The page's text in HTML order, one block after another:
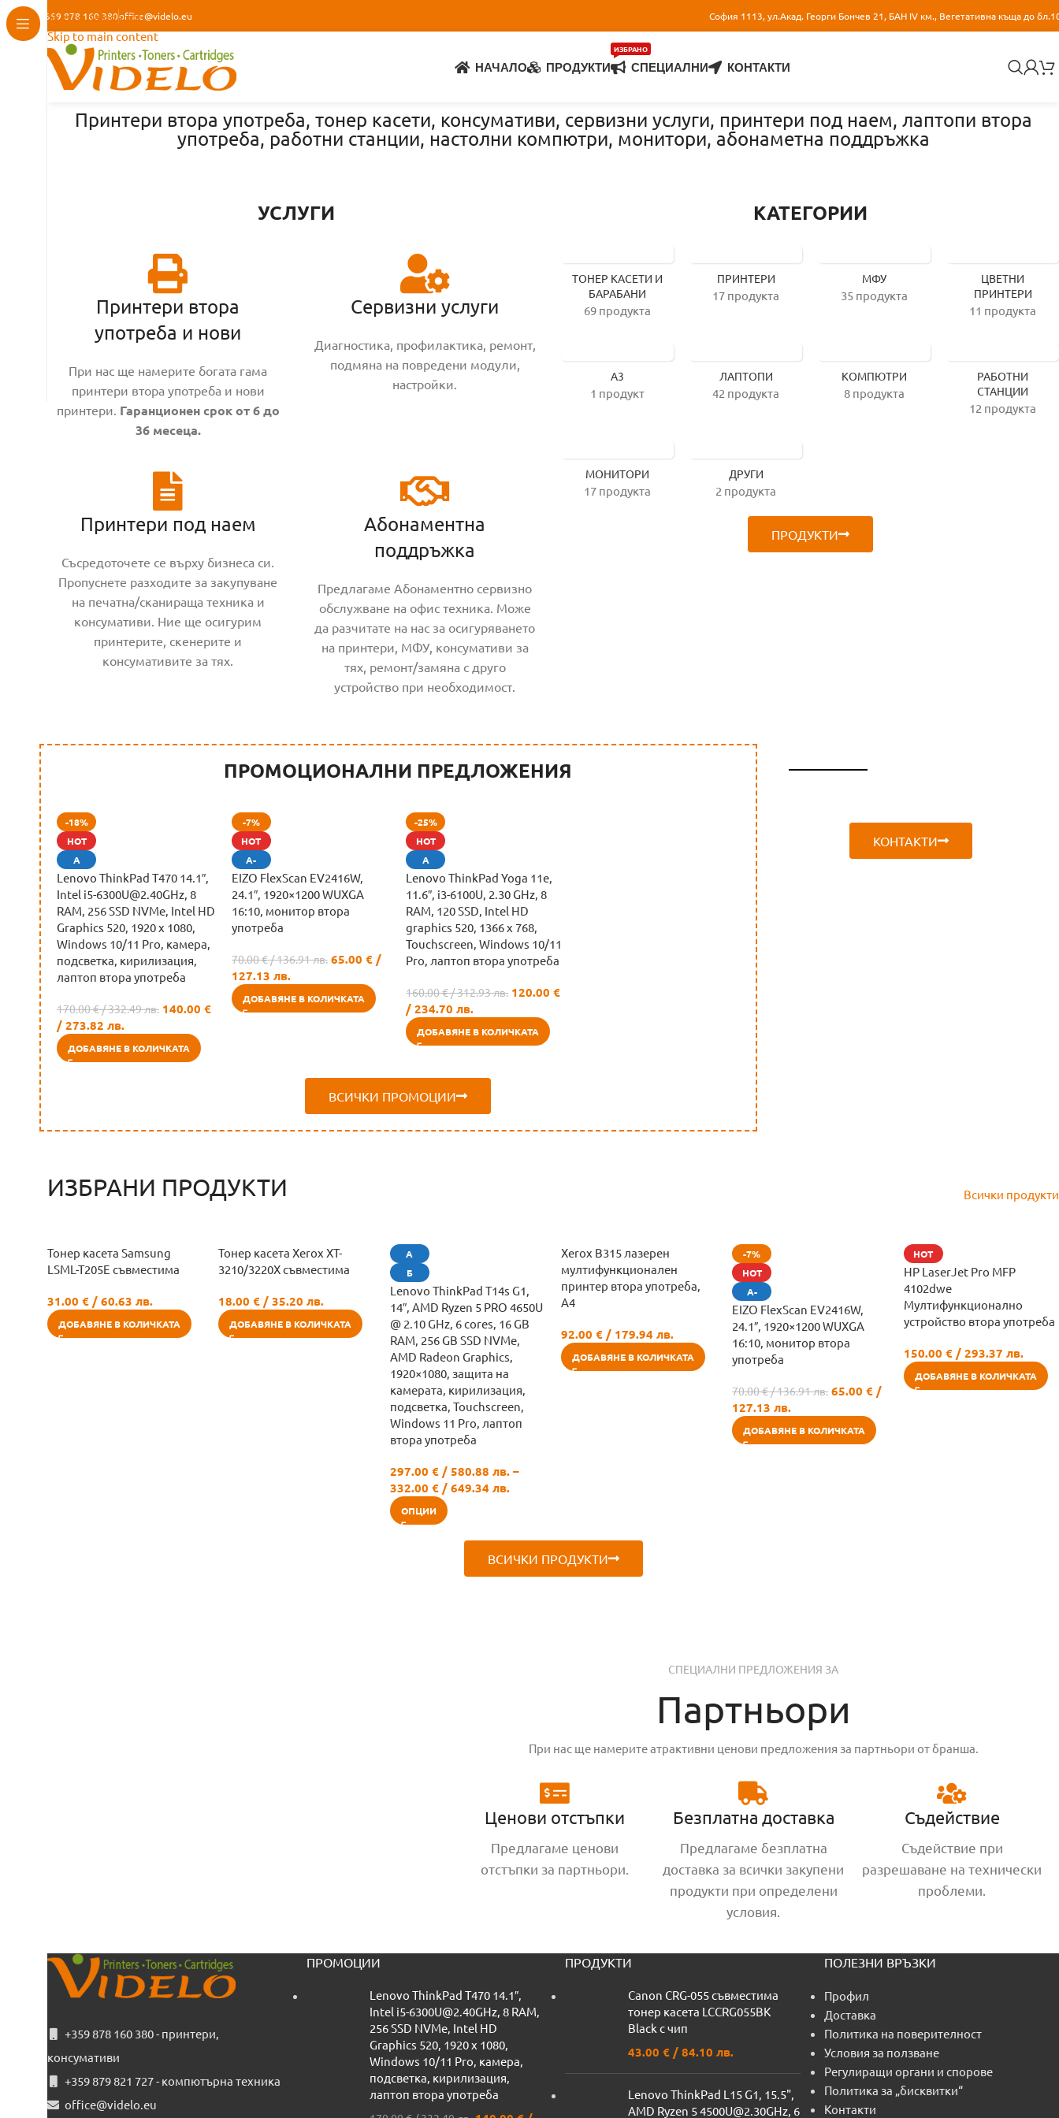
Skip to navigation
Skip to main content
+359 878 160 380office@videlo.eu София 1113, ул.Акад. Георги Бончев 21, БАН IV км., Вегетативна къща до
НАЧАЛО ПРОДУКТИ СПЕЦИАЛНИ
ИЗБРАНО
КОНТАКТИ
Принтери втора употреба, тонер касети, консумативи, сервизни услуги, принтери под наем, лаптопи втора
употреба, работни станции, настолни компютри, монитори, абонаметна поддръжка
УСЛУГИ
Принтери втора
употреба и нови
При нас ще намерите богата гама
принтери втора употреба и нови
принтери. Гаранционен срок от 6 до
36 месеца.
Сервизни услуги
Диагностика, профилактика, ремонт,
подмяна на повредени модули,
настройки.
Принтери под наем
Съсредоточете се върху бизнеса си.
Пропуснете разходите за закупуване
на печатна/сканираща техника и
консумативи. Ние ще осигурим
принтерите, скенерите и
консумативите за тях.
Абонаментна
поддръжка
Предлагаме Абонаментно сервизно
обслужване на офис техника. Може
да разчитате на нас за осигуряването
на принтери, МФУ, консумативи за
тях, ремонт/замяна с друго
устройство при необходимост.
КАТЕГОРИИ
ТОНЕР КАСЕТИ И
БАРАБАНИ
69 продукта
ПРИНТЕРИ
17 продукта
МФУ
35 продукта
ЦВЕТНИ
ПРИНТЕРИ
11 продукта
A3
1 продукт
ЛАПТОПИ
42 продукта
КОМПЮТРИ
8 продукта
РАБОТНИ
СТАНЦИИ
12 продукта
МОНИТОРИ
17 продукта
ДРУГИ
2 продукта
ПРОДУКТИ
ПРОМОЦИОНАЛНИ ПРЕДЛОЖЕНИЯ
-18%
HOT
А
Lenovo ThinkPad T470 14.1″,
Intel i5-6300U@2.40GHz, 8
RAM, 256 SSD NVMe, Intel HD
Graphics 520, 1920 x 1080,
Windows 10/11 Pro, камера,
подсветка, кирилизация,
лаптоп втора употреба
170.00€/ 332.49 лв. 140.00 €
/ 273.82 лв.
ДОБАВЯНЕ В КОЛИЧКАТА
-7%
HOT
А-
EIZO FlexScan EV2416W,
24.1″, 1920×1200 WUXGA
16:10, монитор втора
употреба
70.00€/ 136.91 лв. 65.00 €/
127.13 лв.
ДОБАВЯНЕ В КОЛИЧКАТА
-25%
HOT
А
Lenovo ThinkPad Yoga 11e,
11.6″, i3-6100U, 2.30 GHz, 8
RAM, 120 SSD, Intel HD
graphics 520, 1366 x 768,
Touchscreen, Windows 10/11
Pro, лаптоп втора употреба
160.00€/ 312.93 лв. 120.00€
/ 234.70 лв.
ДОБАВЯНЕ В КОЛИЧКАТА
ВСИЧКИ ПРОМОЦИИ
ПРЕДЛОЖЕНИЕ
КОНТАКТИ
ИЗБРАНИ ПРОДУКТИ Всички продукти
Тонер касета Samsung
LSML-T205E съвместима
31.00 € / 60.63 лв.
ДОБАВЯНЕ В КОЛИЧКАТА
Тонер касета Xerox XT-
3210/3220X съвместима
18.00€ / 35.20 лв.
ДОБАВЯНЕ В КОЛИЧКАТА
А
Б
Lenovo ThinkPad T14s G1,
14″, AMD Ryzen 5 PRO 4650U
@ 2.10 GHz, 6 cores, 16 GB
RAM, 256 GB SSD NVMe,
AMD Radeon Graphics,
1920×1080, защита на
камерата, кирилизация,
подсветка, Touchscreen,
Windows 11 Pro, лаптоп
втора употреба
297.00 €/ 580.88 лв. –
332.00 €/ 649.34 лв.
ОПЦИИ
Xerox B315 лазерен
мултифункционален
принтер втора употреба,
A4
92.00 €/ 179.94 лв.
ДОБАВЯНЕ В КОЛИЧКАТА
-7%
HOT
А-
EIZO FlexScan EV2416W,
24.1″, 1920×1200 WUXGA
16:10, монитор втора
употреба
70.00€/ 136.91 лв. 65.00€ /
127.13 лв.
ДОБАВЯНЕ В КОЛИЧКАТА
HOT
HP LaserJet Pro MFP
4102dwe
Мултифункционално
устройство втора употреба
150.00 €/ 293.37 лв.
ДОБАВЯНЕ В КОЛИЧКАТА
ВСИЧКИ ПРОДУКТИ
СПЕЦИАЛНИ ПРЕДЛОЖЕНИЯ ЗА
Партньори
При нас ще намерите атрактивни ценови предложения за партньори от бранша.
Ценови отстъпки
Предлагаме ценови
отстъпки за партньори.
Безплатна доставка
Предлагаме безплатна
доставка за всички закупени
продукти при определени
условия.
Съдействие
Съдействие при
разрешаване на технически
проблеми.
+359 878 160 380 - принтери,
консумативи
+359 879 821 727 - компютърна техника
office@videlo.eu
ПРОМОЦИИ
Lenovo ThinkPad T470 14.1″,
Intel i5-6300U@2.40GHz, 8 RAM,
256 SSD NVMe, Intel HD
Graphics 520, 1920 x 1080,
Windows 10/11 Pro, камера,
подсветка, кирилизация,
лаптоп втора употреба
ПРОДУКТИ
Canon CRG-055 съвместима
тонер касета LCCRG055BK
Black с чип
43.00 € / 84.10 лв.
Lenovo ThinkPad L15 G1, 15.5",
AMD Ryzen 5 4500U@2.30GHz, 6
ПОЛЕЗНИ ВРЪЗКИ
Профил
Доставка
Политика на поверителност
Условия за ползване
Регулиращи органи и спорове
Политика за „бисквитки“
Контакти